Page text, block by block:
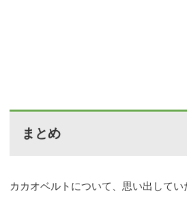
まとめ
カカオベルトについて、思い出してい